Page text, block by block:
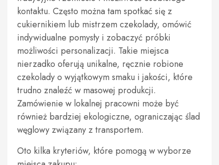
kontaktu. Często można tam spotkać się z
cukiernikiem lub mistrzem czekolady, omówić
indywidualne pomysły i zobaczyć próbki
możliwości personalizacji. Takie miejsca
nierzadko oferują unikalne, ręcznie robione
czekolady o wyjątkowym smaku i jakości, które
trudno znaleźć w masowej produkcji.
Zamówienie w lokalnej pracowni może być
również bardziej ekologiczne, ograniczając ślad
węglowy związany z transportem.
Oto kilka kryteriów, które pomogą w wyborze